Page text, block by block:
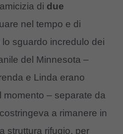
di due
nel tempo e di
sguardo incredulo dei
del Minnesota –
e Linda erano
momento – separate da
a rimanere in
struttura rifugio, per